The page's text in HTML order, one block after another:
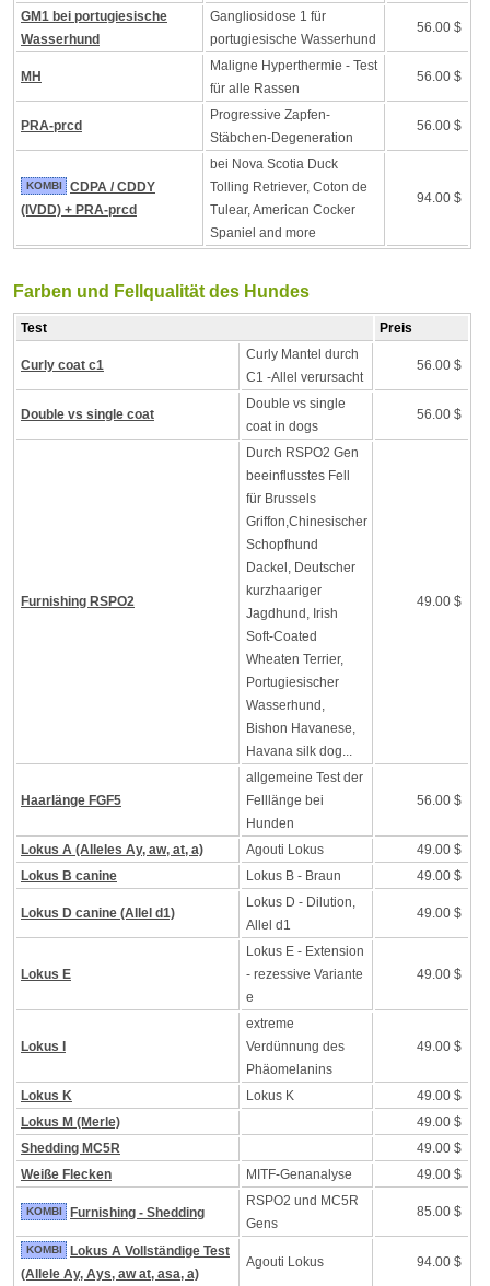
GM1 bei portugiesische
Wasserhund
Gangliosidose 1 für
portugiesische Wasserhund
56.00 $
MH
Maligne Hyperthermie - Test
für alle Rassen
56.00 $
PRA-prcd
Progressive Zapfen-
Stäbchen-Degeneration
56.00 $
KOMBI
CDPA / CDDY
(IVDD) + PRA-prcd
bei Nova Scotia Duck
Tolling Retriever, Coton de
Tulear, American Cocker
Spaniel and more
94.00 $
Farben und Fellqualität des Hundes
Test Preis
Curly coat c1
Curly Mantel durch
C1 -Allel verursacht
56.00 $
Double vs single coat
Double vs single
coat in dogs
56.00 $
Furnishing RSPO2
Durch RSPO2 Gen
beeinflusstes Fell
für Brussels
Griffon,Chinesischer
Schopfhund
Dackel, Deutscher
kurzhaariger
Jagdhund, Irish
Soft-Coated
Wheaten Terrier,
Portugiesischer
Wasserhund,
Bishon Havanese,
Havana silk dog...
49.00 $
Haarlänge FGF5
allgemeine Test der
Felllänge bei
Hunden
56.00 $
Lokus A (Alleles Ay, aw, at, a) Agouti Lokus
49.00 $
Lokus B canine
Lokus B - Braun 49.00 $
Lokus D canine (Allel d1)
Lokus D - Dilution,
Allel d1
49.00 $
Lokus E
Lokus E - Extension
- rezessive Variante
e
49.00 $
Lokus I
extreme
Verdünnung des
Phäomelanins
49.00 $
Lokus K Lokus K
49.00 $
Lokus M (Merle)
49.00 $
Shedding MC5R
49.00 $
Weiße Flecken
MITF-Genanalyse 49.00 $
KOMBI Furnishing - Shedding
RSPO2 und MC5R
Gens
85.00 $
KOMBI
Lokus A Vollständige Test
(Allele Ay, Ays, aw at, asa, a)
Agouti Lokus 94.00 $